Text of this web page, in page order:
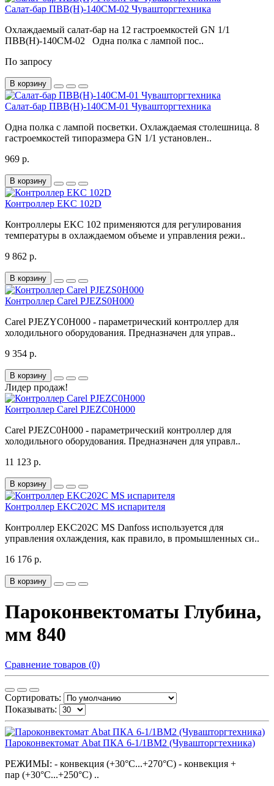
Салат-бар ПВВ(Н)-140СМ-02 Чувашторгтехника
Охлаждаемый салат-бар на 12 гастроемкостей GN 1/1
ПВВ(Н)-140СМ-02 Одна полка с лампой пос..
По запросу
В корзину
Салат-бар ПВВ(Н)-140СМ-01 Чувашторгтехника
Одна полка с лампой посветки. Охлаждаемая столешница. 8
гастроемкостей типоразмера GN 1/1 установлен..
969 р.
В корзину
Контроллер EKC 102D
Контроллеры EKC 102 применяются для регулирования
температуры в охлаждаемом объеме и управления режи..
9 862 р.
В корзину
Контроллер Carel PJEZS0H000
Carel PJEZYC0H000 - параметрический контроллер для
холодильного оборудования. Предназначен для управ..
9 354 р.
В корзину
Лидер продаж!
Контроллер Carel PJEZC0H000
Carel PJEZC0H000 - параметрический контроллер для
холодильного оборудования. Предназначен для управл..
11 123 р.
В корзину
Контроллер EKC202C MS испарителя
Контроллер EKC202C MS Danfoss используется для
управления охлаждения, как правило, в промышленных си..
16 176 р.
В корзину
Пароконвектоматы Глубина,
мм 840
Сравнение товаров (0)
Сортировать:
Показывать:
Пароконвектомат Abat ПКА 6-1/1ВМ2 (Чувашторгтехника)
РЕЖИМЫ: - конвекция (+30°С...+270°С) - конвекция +
пар (+30°С...+250°С) ..